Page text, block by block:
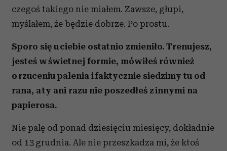
czegoś takiego nie miałem. Zawsze, głupi,
myślałem, że będzie dobrze. Po prostu.
Sporo się u ciebie ostatnio zmieniło. Trenujesz,
jesteś w świetnej formie, mówiłeś również
o rzuceniu palenia i faktycznie siedzimy tu od
rana, a ty ani razu nie poszedłeś z innymi na
papierosa.
Nie palę od ponad dziesięciu miesięcy, dokładnie
od 13 grudnia. Ale nie przeszkadza mi, że ktoś